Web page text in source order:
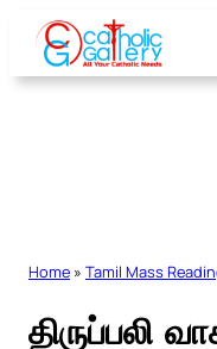
Skip
content
Home » Tamil Mass
திருப்பலி